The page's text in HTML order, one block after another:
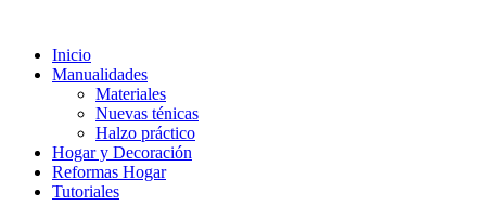
contenido
Inicio
Manualidades
Materiales
Nuevas ténicas
Halzo práctico
Hogar y Decoración
Reformas Hogar
Tutoriales